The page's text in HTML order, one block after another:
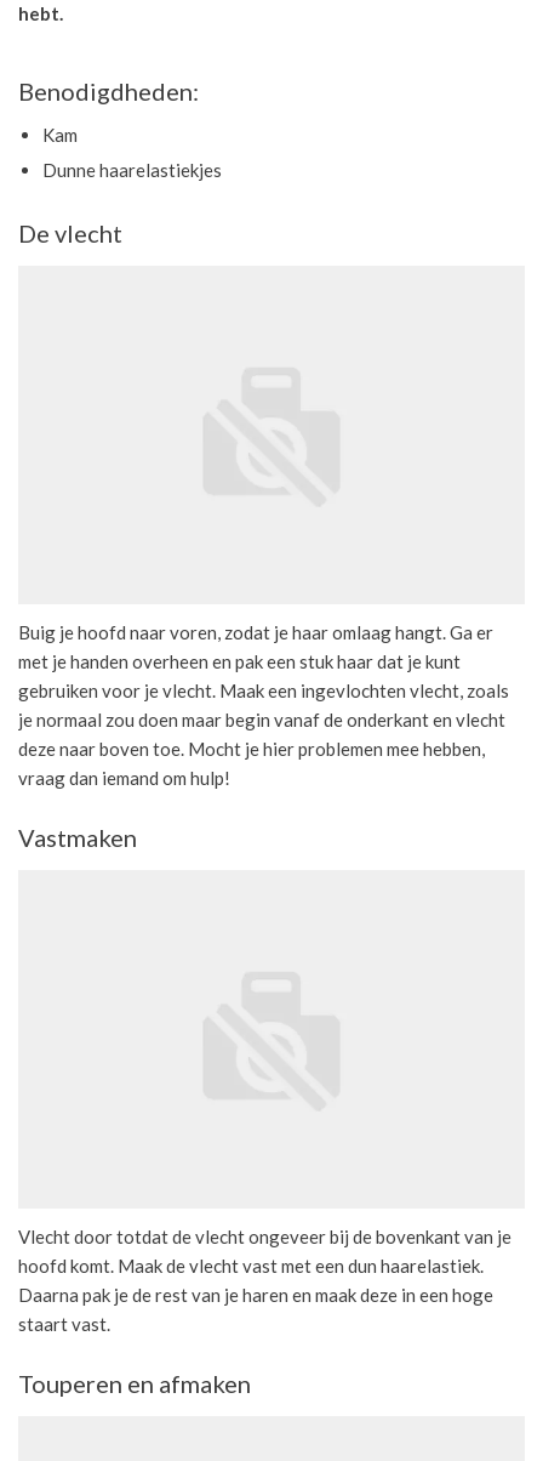
hebt.
Benodigdheden:
Kam
Dunne haarelastiekjes
De vlecht
Buig je hoofd naar voren, zodat je haar omlaag hangt. Ga er
met je handen overheen en pak een stuk haar dat je kunt
gebruiken voor je vlecht. Maak een ingevlochten vlecht, zoals
je normaal zou doen maar begin vanaf de onderkant en vlecht
deze naar boven toe. Mocht je hier problemen mee hebben,
vraag dan iemand om hulp!
Vastmaken
Vlecht door totdat de vlecht ongeveer bij de bovenkant van je
hoofd komt. Maak de vlecht vast met een dun haarelastiek.
Daarna pak je de rest van je haren en maak deze in een hoge
staart vast.
Touperen en afmaken